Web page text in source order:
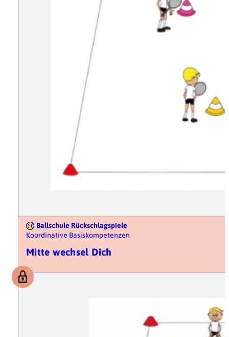
Ballschule Rückschlagspiele
Koordinative Basiskompetenzen
Mitte wechsel Dich